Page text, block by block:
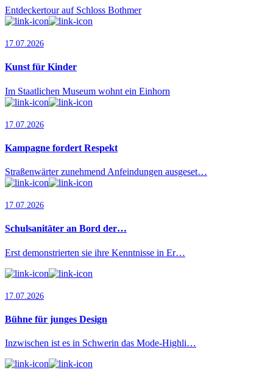
Entdeckertour auf Schloss Bothmer
17.07.2026
Kunst für Kinder
Im Staatlichen Museum wohnt ein Einhorn
17.07.2026
Kampagne fordert Respekt
Straßenwärter zunehmend Anfeindungen ausgeset…
17.07.2026
Schulsanitäter an Bord der…
Erst demonstrierten sie ihre Kenntnisse in Er…
17.07.2026
Bühne für junges Design
Inzwischen ist es in Schwerin das Mode-Highli…